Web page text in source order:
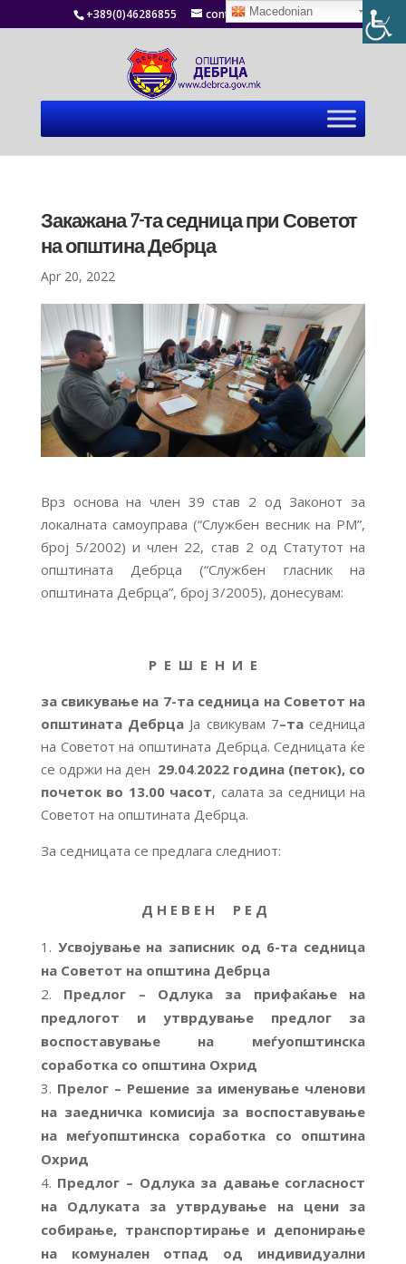
+389(0)46286855 contact@debrca.gov.mk
Закажана 7-та седница при Советот
на општина Дебрца
Apr 20, 2022
Врз основа на член 39 став 2 од Законот за
локалната самоуправа (“Службен весник на РМ”,
број 5/2002) и член 22, став 2 од Статутот на
општината Дебрца (“Службен гласник на
општината Дебрца”, број 3/2005), донесувам:
Р Е Ш Е Н И Е
за свикување на 7-та седница на Советот на
општината Дебрца Ја свикувам 7–таседница
на Советот на општината Дебрца. Седницата ќе
се одржи на ден 29.04.2022 година (петок), со
почеток во 13.00 часот, салата за седници на
Советот на општината Дебрца.
За седницата се предлага следниот:
Д Н Е В Е Н Р Е Д
Усвојување на записник од 6-та седница
на Советот на општина Дебрца
Предлог – Одлука за прифаќање на
предлогот и утврдување предлог за
воспоставување на меѓуопштинска
соработка со општина Охрид
Прелог – Решение за именување членови
на заедничка комисија за воспоставување
на меѓуопштинска соработка со општина
Охрид
Предлог – Одлука за давање согласност
на Одлуката за утврдување на цени за
собирање, транспортирање и депонирање
на комунален отпад од индивидуални
Macedonian